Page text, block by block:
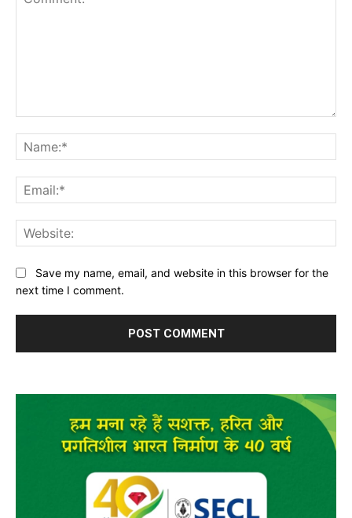
Save my name, email, and website in this browser for the
next time I comment.